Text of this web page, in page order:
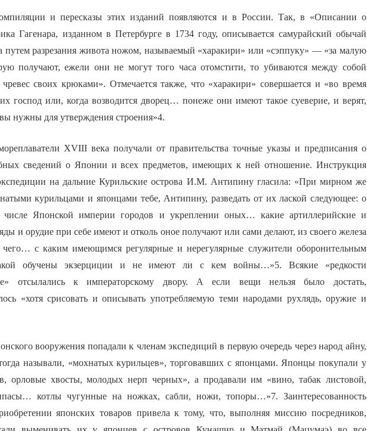
и пересказы этих изданий появляются и в России. Так, в «Описании о
Гагенара, изданном в Петербурге в 1734 году, описывается самурайский обычай
путем разрезания живота ножом, называемый «харакири» или «сэппуку» — «за малую
получают, ежели они не могут того часа отомстити, то убиваются между собой
чревес своих крюками». Отмечается также, что «харакири» совершается и «во время
господ или, когда возводится дворец… понеже они имеют такое суеверие, и верят,
нужны для утверждения строения»4.
XVIII века получали от правительства точные указы и предписания о
сведений о Японии и всех предметов, имеющих к ней отношение. Инструкция
на дальние Курильские острова И.М. Антипину гласила: «При мирном же
курильцами и японцами тебе, Антипину, разведать от их лаской следующее: о
числе Японской империи городов и укреплении оных… какие артиллерийские и
и орудие при себе имеют и отколь оное получают или сами делают, из своего железа
чего… с каким имеющимся регулярные и нерегулярные служители оборонительным
обучены экзерциции и не имеют ли с кем войны…»5. Всякие «редкости
отсылались к императорскому двору. А если вещи нельзя было достать,
«хотя срисовать и описывать употребляемую теми народами рухлядь, оружие и
вооружения попадали к членам экспедиций в первую очередь через народ айну,
называли, «мохнатых курильцев», торговавших с японцами. Японцы покупали у
орловые хвосты, молодых нерп черных», а продавали им «вино, табак листовой,
котлы чугунные на ножках, сабли, ножи, топоры…»7. Заинтересованность
японских товаров привела к тому, что, выполняя миссию посредников,